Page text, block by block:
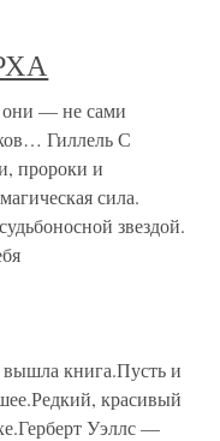
— не сами
Гиллель С
пророки и
сила.
звездой.
книга.Пусть и
красивый
Уэллс —